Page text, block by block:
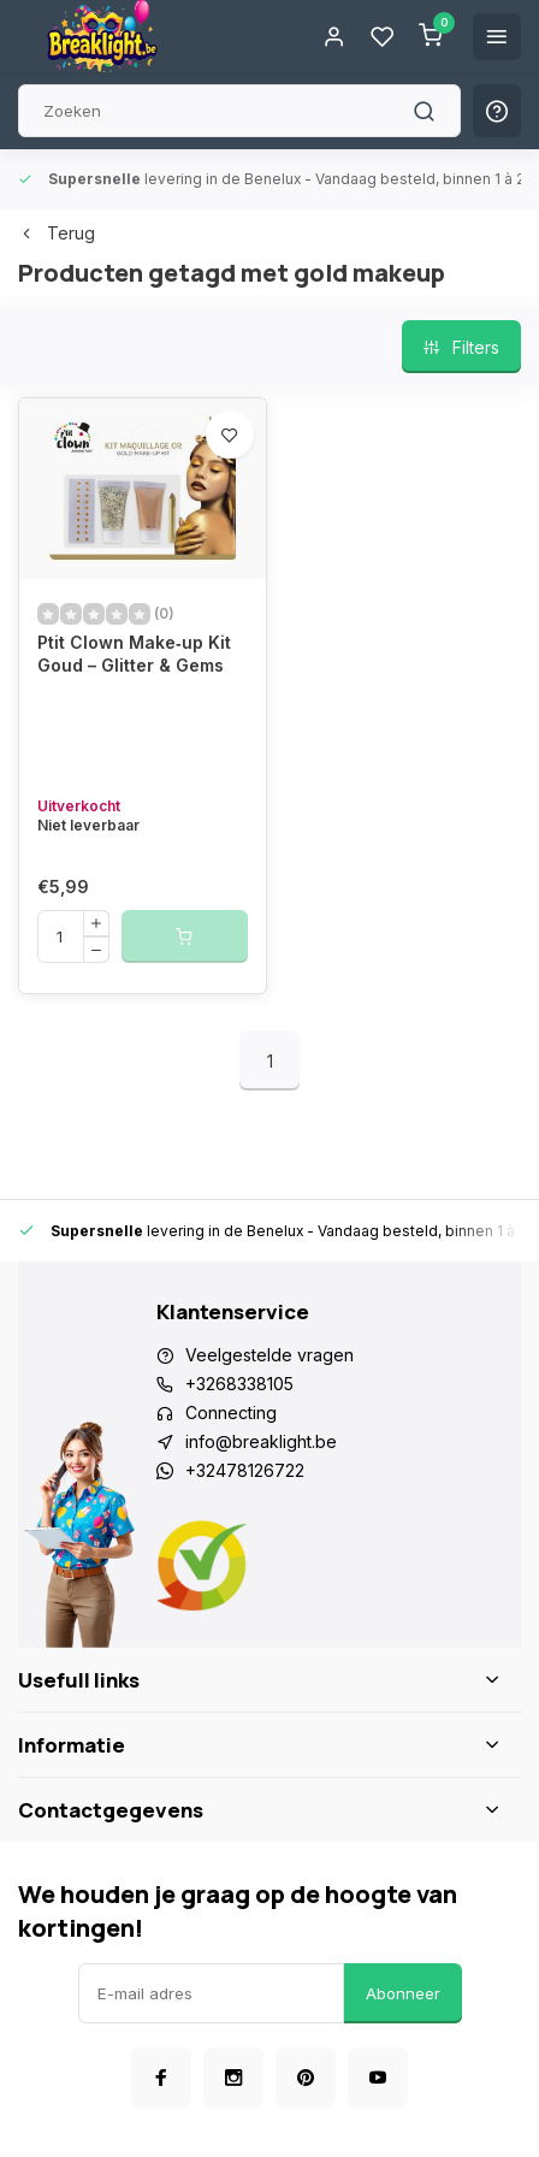
0
Supersnelle levering in de Benelux - Vandaag besteld, binnen 1 à 2
Terug
Producten getagd met gold makeup
Filters
(0)
Ptit Clown Make‑up Kit
Goud – Glitter & Gems
Uitverkocht
Niet leverbaar
€5,99
1
Supersnelle levering in de Benelux - Vandaag besteld, binnen 1 à 2
Klantenservice
Veelgestelde vragen
+3268338105
Connecting
info@breaklight.be
+32478126722
Usefull links
Informatie
Contactgegevens
We houden je graag op de hoogte van
kortingen!
Abonneer